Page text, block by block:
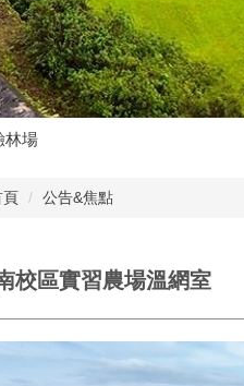
林場
頁 公告&焦點
校區實習農場溫網室